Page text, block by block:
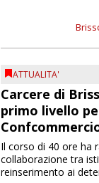
ATTUALITA'
Carcere di
primo livello
Il corso di 40 ore ha
collaborazione tra
reinserimento ai